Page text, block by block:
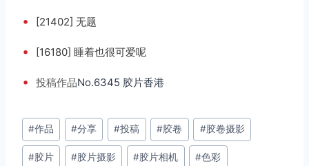
• [21402] 无题
• [16180] 睡着也很可爱呢
• 投稿作品No.6345 胶片香港
文
章
标
#作品 #分享 #投稿 #胶卷 #胶卷摄影
#胶片 #胶片摄影 #胶片相机 #色彩